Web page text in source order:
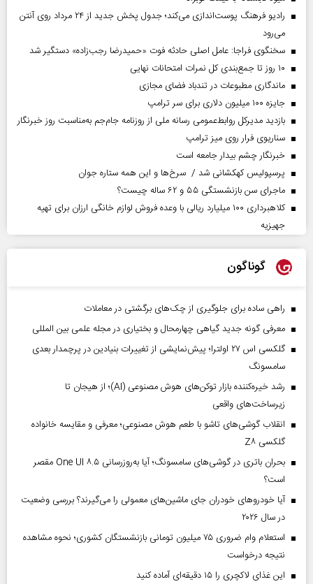
رادیو فرهنگ پوست‌اندازی می‌کند؛ جدول پخش جدید از ۲۴ مرداد روی آنتن
می‌رود
سخنگوی فراجا: عامل اصلی حادثه فوت «حمیدرضا رجب‌زاده» دستگیر شد
۱۰ روز تا جمع‌بندی کل نمرات امتحانات نهایی
ماندگاری مطبوعات در تندباد فضای مجازی
جایزه ۱۰۰ میلیون دلاری برای سر ترامپ
بازدید مدیرکل روابط‌عمومی رسانه ملی از روزنامه جام‌جم به‌مناسبت روز خبرنگار
سناریوی فرار روی میز ترامپ
خبرنگار چشم بیدار جامعه است
پرسپولیس کهکشانی شد / سرخ‌ها و این همه ستاره جوان
ماجرای سن بازنشستگی ۵۵ و ۶۲ ساله چیست؟
کلاهبرداری ۱۰۰ میلیارد ریالی با وعده فروش لوازم خانگی ارزان برای تهیه
جهیزیه
گوناگون
راهی ساده برای جلوگیری از چک‌های برگشتی در معاملات
معرفی گونه جدید گیاهی چهارمحال و بختیاری در مجله علمی بین المللی
گلکسی اس ۲۷ اولترا؛ پیش‌نمایشی از تغییرات بنیادین در پرچمدار بعدی
سامسونگ
رشد خیره‌کننده بازار توکن‌های هوش مصنوعی (AI)؛ از هیجان تا
زیرساخت‌های واقعی
انقلاب گوشی‌های تاشو‌ با طعم هوش مصنوعی؛ معرفی و مقایسه خانواده
گلکسی Z۸
بحران باتری در گوشی‌های سامسونگ؛ آیا به‌روزرسانی One UI ۸.۵ مقصر
است؟
آیا خودروهای خودران جای ماشین‌های معمولی را می‌گیرند؟ بررسی وضعیت
در سال ۲۰۲۶
استعلام وام ضروری ۷۵ میلیون تومانی بازنشستگان کشوری؛ نحوه مشاهده
نتیجه درخواست
این غذای لاکچری را ۱۵ دقیقه‌ای آماده کنید